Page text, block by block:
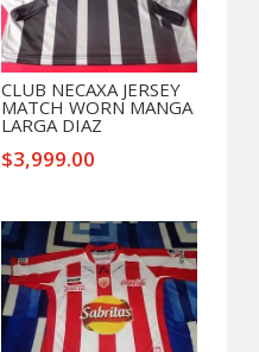
CLUB NECAXA JERSEY
MATCH WORN MANGA
LARGA DIAZ
$3,999.00